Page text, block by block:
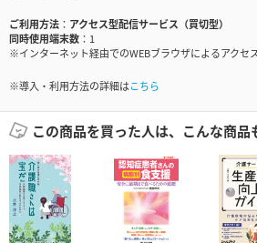
ご利用方法
アクセス型配信サービス（買切型）
同時使用端末数
1
※インターネット経由でのWEBブラウザによるアクセ
※導入・利用方法の詳細はこちら
この商品を買った人は、こんな商品